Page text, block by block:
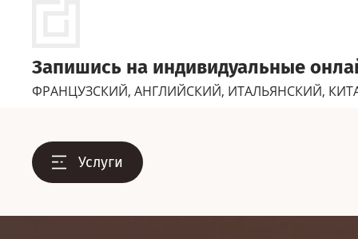
Запишись на индивидуальные
ФРАНЦУЗСКИЙ, АНГЛИЙСКИЙ, ИТАЛЬЯНСКИЙ,
Услуги